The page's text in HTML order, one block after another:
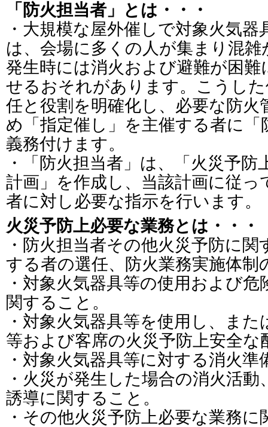
「防火担当者」とは・・・
・大規模な屋外催しで対象火気
は、会場に多くの人が集まり混
発生時には消火および避難が困
せるおそれがあります。こうし
任と役割を明確化し、必要な防火
め「指定催し」を主催する者に「
義務付けます。
・「防火担当者」は、「火災予
計画」を作成し、当該計画に従っ
者に対し必要な指示を行います。
火災予防上必要な業務とは・・・
・防火担当者その他火災予防に
する者の選任、防火業務実施体制
・対象火気器具等の使用および
関すること。
・対象火気器具等を使用し、ま
等および客席の火災予防上安全
・対象火気器具等に対する消火
・火災が発生した場合の消火活
誘導に関すること。
・その他火災予防上必要な業務